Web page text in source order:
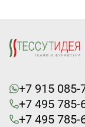
+7 915 085-
+7 495 785-
+7 495 785-